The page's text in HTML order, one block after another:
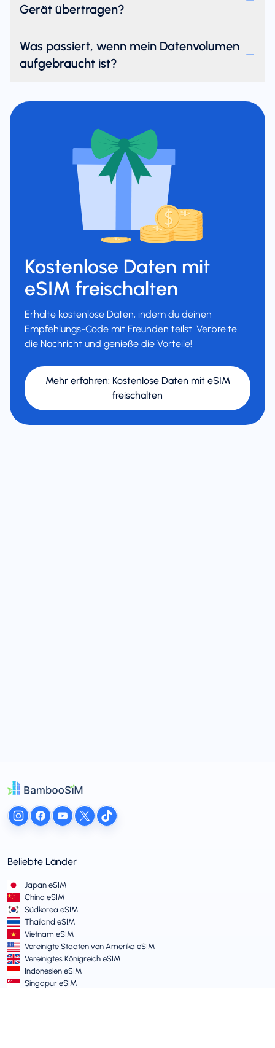
Gerät übertragen?
Was passiert, wenn mein Datenvolumen
aufgebraucht ist?
Kostenlose Daten mit
eSIM freischalten
Erhalte kostenlose Daten, indem du deinen
Empfehlungs-Code mit Freunden teilst. Verbreite
die Nachricht und genieße die Vorteile!
Mehr erfahren: Kostenlose Daten mit eSIM
freischalten
Beliebte Länder
Japan eSIM
China eSIM
Südkorea eSIM
Thailand eSIM
Vietnam eSIM
Vereinigte Staaten von Amerika eSIM
Vereinigtes Königreich eSIM
Indonesien eSIM
Singapur eSIM